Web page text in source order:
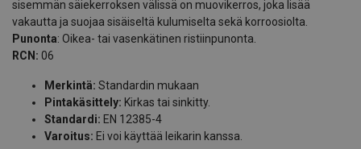
sisemmän säiekerroksen välissä on muovikerros, joka lisää
vakautta ja suojaa sisäiseltä kulumiselta sekä korroosiolta.
Punonta: Oikea- tai vasenkätinen ristiinpunonta.
RCN: 06
Merkintä: Standardin mukaan
Pintakäsittely: Kirkas tai sinkitty.
Standardi: EN 12385-4
Varoitus: Ei voi käyttää leikarin kanssa.